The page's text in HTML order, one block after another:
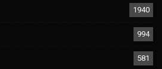
1940
994
581